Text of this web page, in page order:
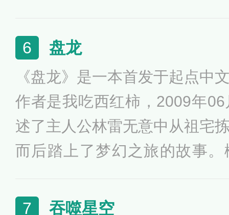
的信息交流、生死搏杀及两个
程，在运用超技术锁死地球人
的三体舰队开始向地球进发，
其第一部经过刘宇昆翻译后
佳长篇小说奖。
6 盘龙
《盘龙》是一本首发于起点中
作者是我吃西红柿，2009年
述了主人公林雷无意中从祖宅
而后踏上了梦幻之旅的故事
携带着毁灭雷电的恐怖雷龙
7 吞噬星空